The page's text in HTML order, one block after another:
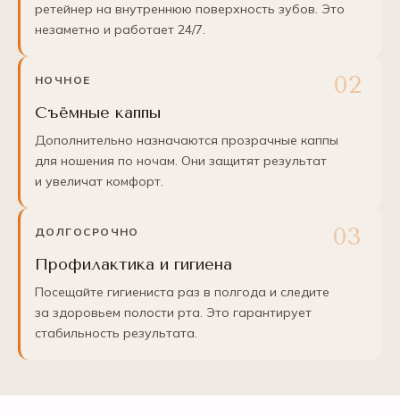
ретейнер на внутреннюю поверхность зубов. Это
незаметно и работает 24/7.
НОЧНОЕ
Съёмные каппы
Дополнительно назначаются прозрачные каппы
для ношения по ночам. Они защитят результат
и увеличат комфорт.
ДОЛГОСРОЧНО
Профилактика и гигиена
Посещайте гигиениста раз в полгода и следите
за здоровьем полости рта. Это гарантирует
стабильность результата.